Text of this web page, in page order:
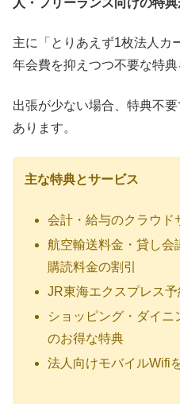
人・フリーランス向けの特典
主に「とりあえず1枚法人カ
年会費を抑えつつ不要な特典
出張が少ない場合、特典不
あります。
主な特典とサービス
会計・給与のクラウド
航空輸送料金・貸し会
購読料金の割引
JR東海エクスプレス予
ショッピング・ダイニ
のお得な特典
法人向けモバイルWifi